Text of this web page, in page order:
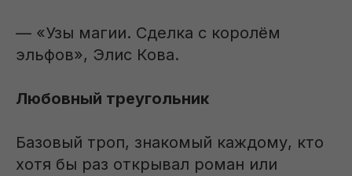
— «Узы магии. Сделка с королём
эльфов», Элис Кова.
Любовный треугольник
Базовый троп, знакомый каждому, кто
хотя бы раз открывал роман или